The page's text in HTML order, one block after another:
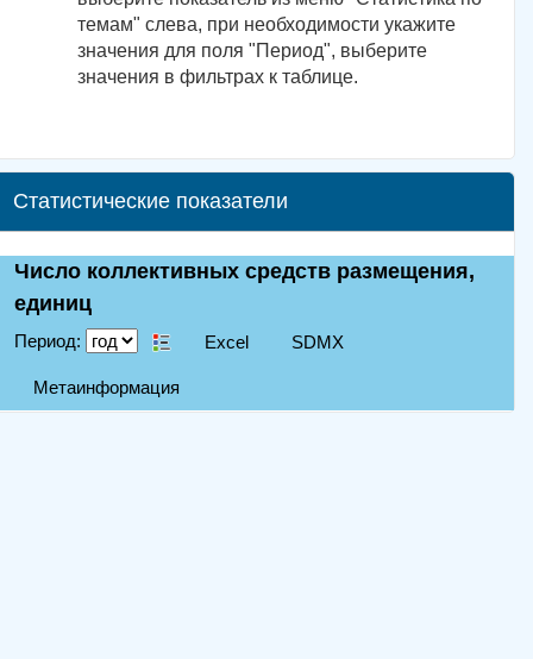
темам" слева, при необходимости укажите
значения для поля "Период", выберите
значения в фильтрах к таблице.
Статистические показатели